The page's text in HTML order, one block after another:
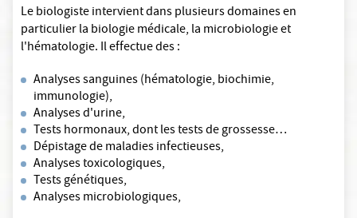
Le biologiste intervient dans plusieurs domaines en
particulier la biologie médicale, la microbiologie et
l'hématologie. Il effectue des :
Analyses sanguines (hématologie, biochimie,
immunologie),
Analyses d'urine,
Tests hormonaux, dont les tests de grossesse…
Dépistage de maladies infectieuses,
Analyses toxicologiques,
Tests génétiques,
Analyses microbiologiques,